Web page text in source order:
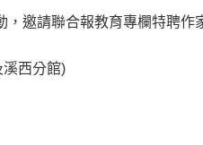
邀請聯合報教育專欄特聘
西分館)